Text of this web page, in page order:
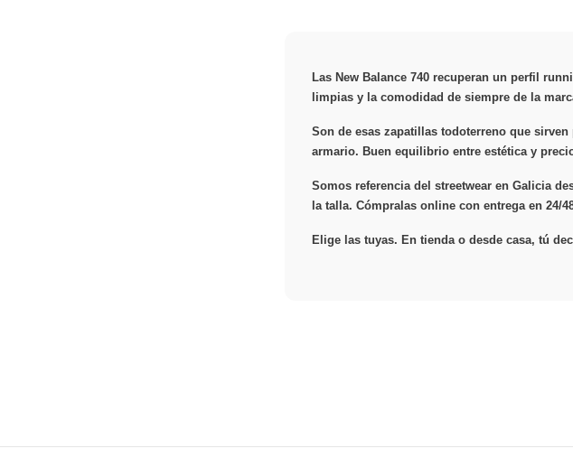
Las New Balance 740 recuperan un perfil
limpias y la comodidad de siempre de la
Son de esas zapatillas todoterreno que
armario. Buen equilibrio entre estética y
Somos referencia del streetwear en Galicia
la talla. Cómpralas online con entrega en 24/
Elige las tuyas. En tienda o desde casa, tú